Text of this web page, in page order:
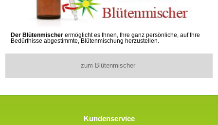
Der Blütenmischer ermöglicht es Ihnen, Ihre ganz persönliche, auf Ihre
Bedürfnisse abgestimmte, Blütenmischung herzustellen.
zum Blütenmischer
Kundenservice